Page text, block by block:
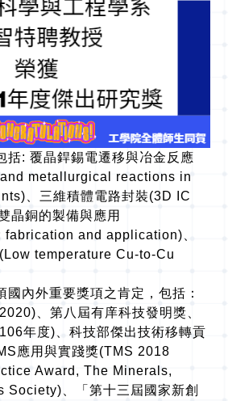
括: 覆晶銲錫電遷移與冶金反應
metallurgical reactions in
、三維積體電路封裝(3D IC
晶銅的製備與應用
and application)、
temperature Cu-to-Cu
國內外重要獎項之肯定，包括：
、第八屆有庠科技發明獎、
年度)、科技部傑出技術移轉貢
應用與實踐獎(TMS 2018
Award, The Minerals,
Society)、「第十三屆國家新創